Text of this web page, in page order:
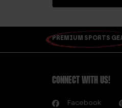
PREMIUM SPORTS
CONNECT WITH US!
Facebook